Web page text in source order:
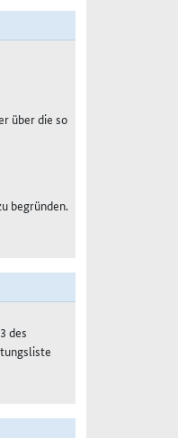
über die so
begründen.
des